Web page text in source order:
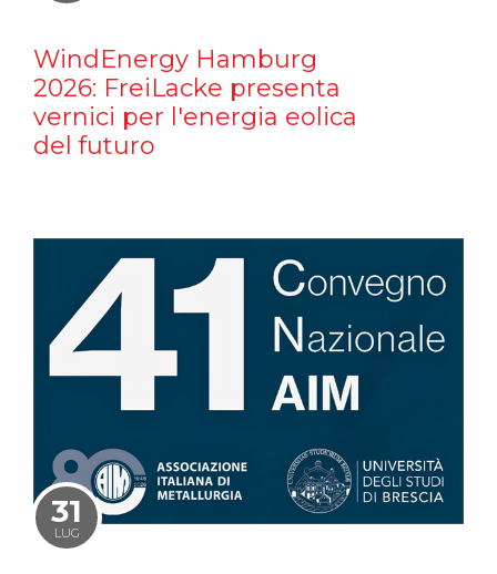
WindEnergy Hamburg
2026: FreiLacke presenta
vernici per l'energia eolica
del futuro
31
LUG